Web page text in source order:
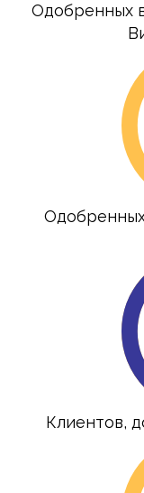
Одобренных
Клиентов,